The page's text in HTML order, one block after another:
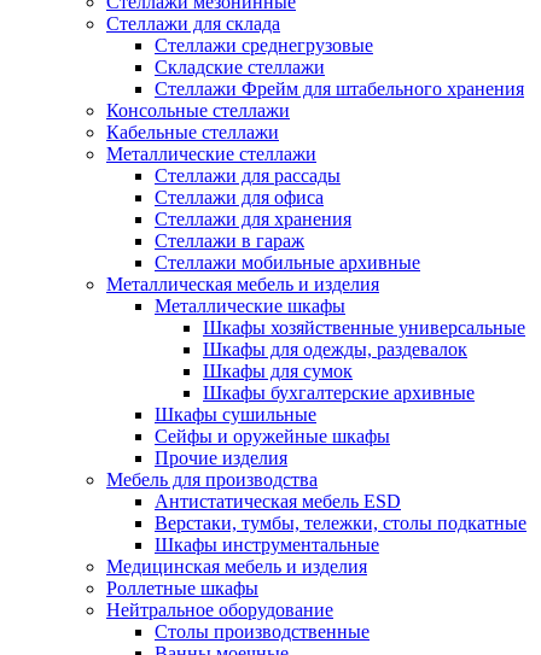
Стеллажи для склада
Стеллажи среднегрузовые
Складские стеллажи
Стеллажи Фрейм для штабельного хранения
Консольные стеллажи
Кабельные стеллажи
Металлические стеллажи
Стеллажи для рассады
Стеллажи для офиса
Стеллажи для хранения
Стеллажи в гараж
Стеллажи мобильные архивные
Металлическая мебель и изделия
Металлические шкафы
Шкафы хозяйственные универсальные
Шкафы для одежды, раздевалок
Шкафы для сумок
Шкафы бухгалтерские архивные
Шкафы сушильные
Сейфы и оружейные шкафы
Прочие изделия
Мебель для производства
Антистатическая мебель ESD
Верстаки, тумбы, тележки, столы подкатные
Шкафы инструментальные
Медицинская мебель и изделия
Роллетные шкафы
Нейтральное оборудование
Столы производственные